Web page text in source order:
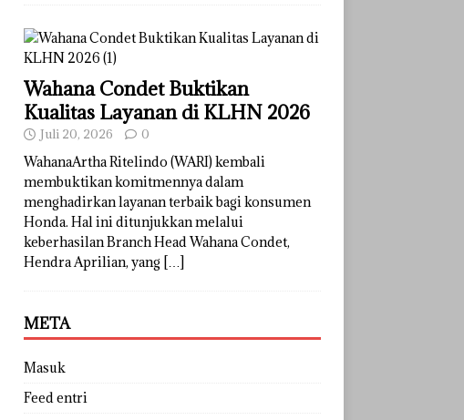
Wahana Condet Buktikan
Kualitas Layanan di KLHN 2026
Juli 20, 2026 0
WahanaArtha Ritelindo (WARI) kembali
membuktikan komitmennya dalam
menghadirkan layanan terbaik bagi konsumen
Honda. Hal ini ditunjukkan melalui
keberhasilan Branch Head Wahana Condet,
Hendra Aprilian, yang […]
META
Masuk
Feed entri